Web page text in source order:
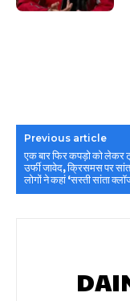
Previous article
एक बार फिर कपड़ो को लेकर
उर्फी जावेद, क्रिसमस पर
लोगों ने कहां ‘सस्ती सांता